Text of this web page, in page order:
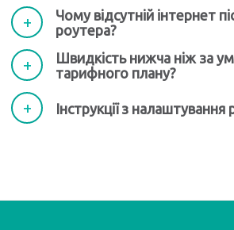
Чому відсутній інтернет
роутера?
Швидкість нижча ніж за
тарифного плану?
Інструкції з налаштування